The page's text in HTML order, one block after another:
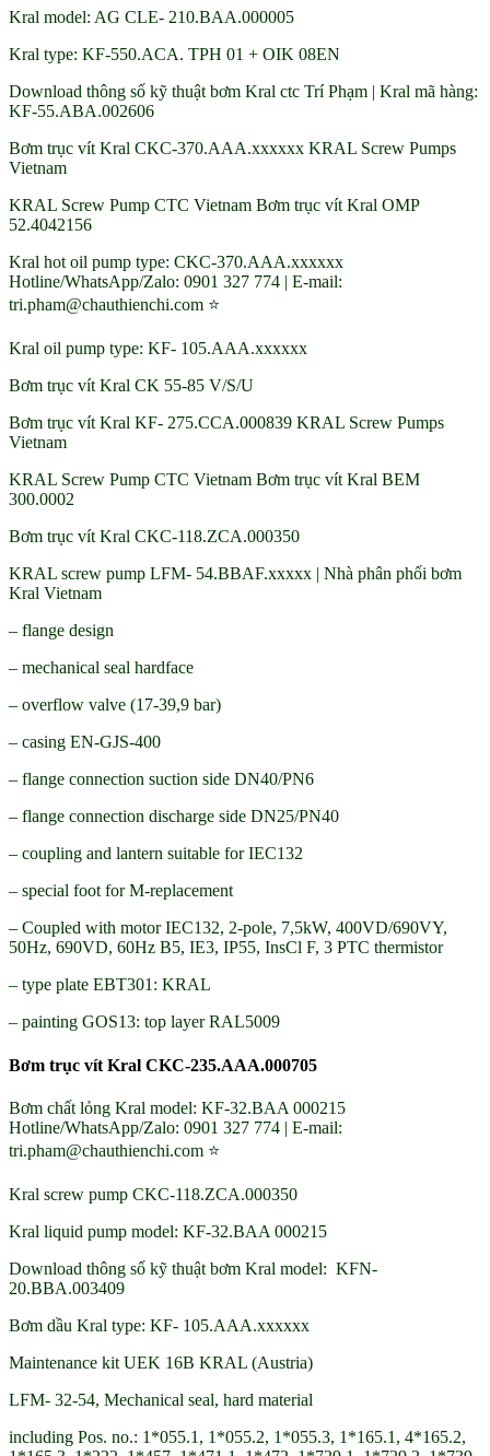
Kral model: AG CLE- 210.BAA.000005
Kral type: KF-550.ACA. TPH 01 + OIK 08EN
Download thông số kỹ thuật bơm Kral ctc Trí Phạm | Kral mã hàng:
KF-55.ABA.002606
Bơm trục vít Kral CKC-370.AAA.xxxxxx KRAL Screw Pumps
Vietnam
KRAL Screw Pump CTC Vietnam Bơm trục vít Kral OMP
52.4042156
Kral hot oil pump type: CKC-370.AAA.xxxxxx
Hotline/WhatsApp/Zalo: 0901 327 774 | E-mail:
tri.pham@chauthienchi.com ⭐
Kral oil pump type: KF- 105.AAA.xxxxxx
Bơm trục vít Kral CK 55-85 V/S/U
Bơm trục vít Kral KF- 275.CCA.000839 KRAL Screw Pumps
Vietnam
KRAL Screw Pump CTC Vietnam Bơm trục vít Kral BEM
300.0002
Bơm trục vít Kral CKC-118.ZCA.000350
KRAL screw pump LFM- 54.BBAF.xxxxx | Nhà phân phối bơm
Kral Vietnam
– flange design
– mechanical seal hardface
– overflow valve (17-39,9 bar)
– casing EN-GJS-400
– flange connection suction side DN40/PN6
– flange connection discharge side DN25/PN40
– coupling and lantern suitable for IEC132
– special foot for M-replacement
– Coupled with motor IEC132, 2-pole, 7,5kW, 400VD/690VY,
50Hz, 690VD, 60Hz B5, IE3, IP55, InsCl F, 3 PTC thermistor
– type plate EBT301: KRAL
– painting GOS13: top layer RAL5009
Bơm trục vít Kral CKC-235.AAA.000705
Bơm chất lỏng Kral model: KF-32.BAA 000215
Hotline/WhatsApp/Zalo: 0901 327 774 | E-mail:
tri.pham@chauthienchi.com ⭐
Kral screw pump CKC-118.ZCA.000350
Kral liquid pump model: KF-32.BAA 000215
Download thông số kỹ thuật bơm Kral model: KFN-
20.BBA.003409
Bơm dầu Kral type: KF- 105.AAA.xxxxxx
Maintenance kit UEK 16B KRAL (Austria)
LFM- 32-54, Mechanical seal, hard material
including Pos. no.: 1*055.1, 1*055.2, 1*055.3, 1*165.1, 4*165.2,